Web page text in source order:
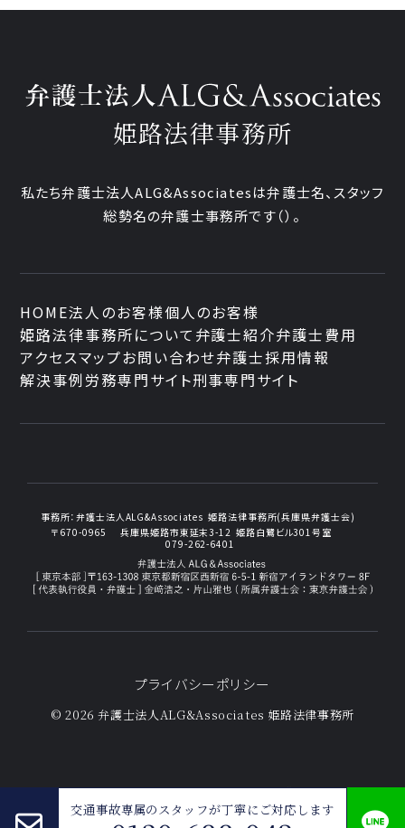
紛争解決手続き コラム一覧
交通事故専属のスタッフが丁寧にご対応します
姫路法律事務所
私たち弁護士法人ALG&Associatesは弁護士名、スタッフ
総勢名の弁護士事務所です（）。
HOME法人のお客様個人のお客様
姫路法律事務所について 弁護士紹介弁護士費用
アクセスマップお問い合わせ弁護士採用情報
解決事例労務専門サイト刑事専門サイト
事務所：弁護士法人ALG&Associates 姫路法律事務所(兵庫県弁護士会)
〒670-0965
兵庫県姫路市東延末3-12 姫路白鷺ビル301号室
079-262-6401
プライバシーポリシー
© 2026 弁護士法人ALG&Associates 姫路法律事務所